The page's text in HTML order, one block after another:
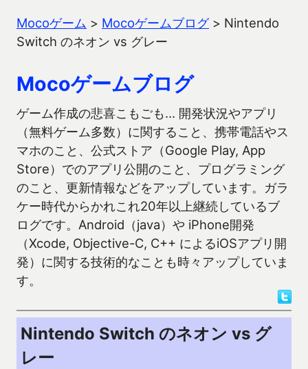
Mocoゲーム > Mocoゲームブログ> Nintendo
Switch のネオン vs グレー
Mocoゲームブログ
ゲーム作成の悲喜こもごも… 開発状況やアプリ
（無料ゲーム多数）に関すること、携帯電話やス
マホのこと、公式ストア（Google Play, App
Store）でのアプリ公開のこと、プログラミング
のこと、更新情報などをアップしています。ガラ
ケー時代からかれこれ20年以上継続しているブ
ログです。Android（java）や iPhone開発
（Xcode, Objective-C, C++ によるiOSアプリ開
発）に関する技術的なことも時々アップしていま
す。
Nintendo Switch のネオン vs グ
レー